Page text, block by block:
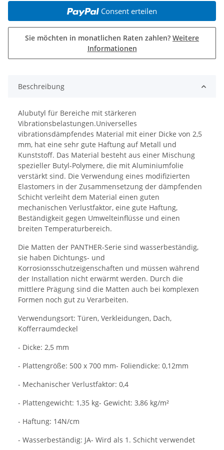
Consent erteilen
Sie möchten in monatlichen Raten zahlen? Weitere
Informationen
Beschreibung
Alubutyl für Bereiche mit stärkeren
Vibrationsbelastungen.Universelles
vibrationsdämpfendes Material mit einer Dicke von 2,5
mm, hat eine sehr gute Haftung auf Metall und
Kunststoff. Das Material besteht aus einer Mischung
spezieller Butyl-Polymere, die mit Aluminiumfolie
verstärkt sind. Die Verwendung eines modifizierten
Elastomers in der Zusammensetzung der dämpfenden
Schicht verleiht dem Material einen guten
mechanischen Verlustfaktor, eine gute Haftung,
Beständigkeit gegen Umwelteinflüsse und einen
breiten Temperaturbereich.
Die Matten der PANTHER-Serie sind wasserbeständig,
sie haben Dichtungs- und
Korrosionsschutzeigenschaften und müssen während
der Installation nicht erwärmt werden. Durch die
mittlere Prägung sind die Matten auch bei komplexen
Formen noch gut zu Verarbeiten.
Verwendungsort: Türen, Verkleidungen, Dach,
Kofferraumdeckel
- Dicke: 2,5 mm
- Plattengröße: 500 x 700 mm- Foliendicke: 0,12mm
- Mechanischer Verlustfaktor: 0,4
- Plattengewicht: 1,35 kg- Gewicht: 3,86 kg/m²
- Haftung: 14N/cm
- Wasserbeständig: JA- Wird als 1. Schicht verwendet